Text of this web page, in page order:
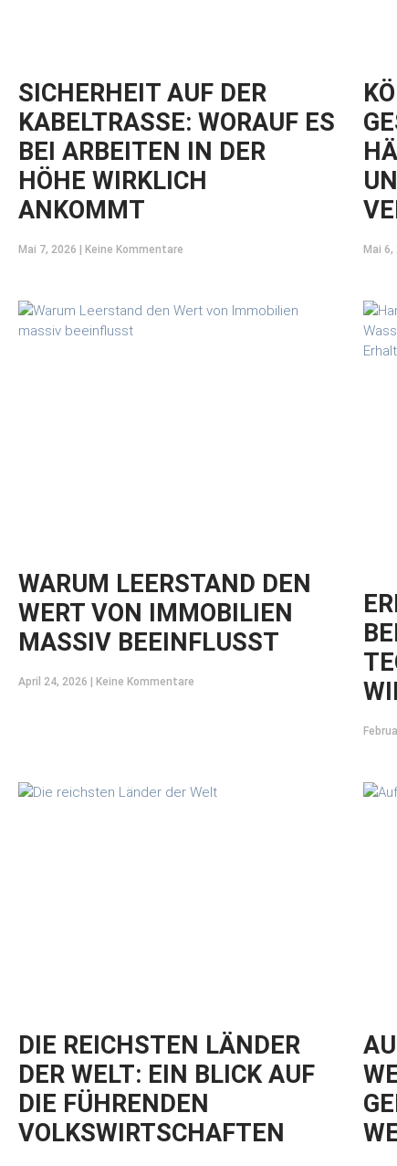
SICHERHEIT AUF DER
KABELTRASSE: WORAUF ES
BEI ARBEITEN IN DER
HÖHE WIRKLICH
ANKOMMT
Mai 7, 2026 Keine Kommentare Mai 6,
WARUM LEERSTAND DEN
WERT VON IMMOBILIEN
MASSIV BEEINFLUSST
April 24, 2026 Keine Kommentare
DIE REICHSTEN LÄNDER
DER WELT: EIN BLICK AUF
DIE FÜHRENDEN
VOLKSWIRTSCHAFTEN